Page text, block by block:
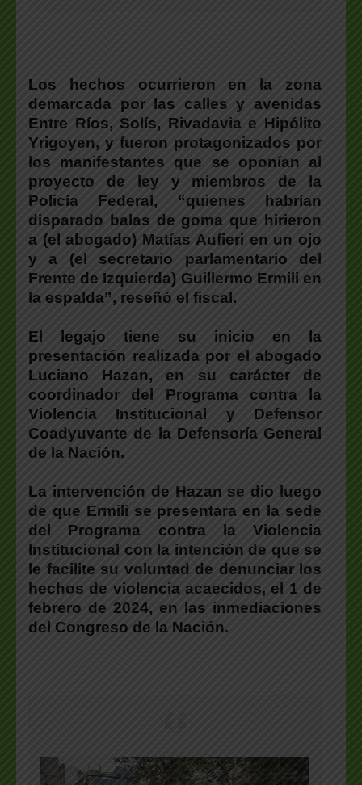
Los hechos ocurrieron en la zona
demarcada por las calles y avenidas
Entre Ríos, Solís, Rivadavia e Hipólito
Yrigoyen, y fueron protagonizados por
los manifestantes que se oponían al
proyecto de ley y miembros de la
Policía Federal, “quienes habrían
disparado balas de goma que hirieron
a (el abogado) Matías Aufieri en un ojo
y a (el secretario parlamentario del
Frente de Izquierda) Guillermo Ermili en
la espalda”, reseñó el fiscal.
El legajo tiene su inicio en la
presentación realizada por el abogado
Luciano Hazan, en su carácter de
coordinador del Programa contra la
Violencia Institucional y Defensor
Coadyuvante de la Defensoría General
de la Nación.
La intervención de Hazan se dio luego
de que Ermili se presentara en la sede
del Programa contra la Violencia
Institucional con la intención de que se
le facilite su voluntad de denunciar los
hechos de violencia acaecidos, el 1 de
febrero de 2024, en las inmediaciones
del Congreso de la Nación.